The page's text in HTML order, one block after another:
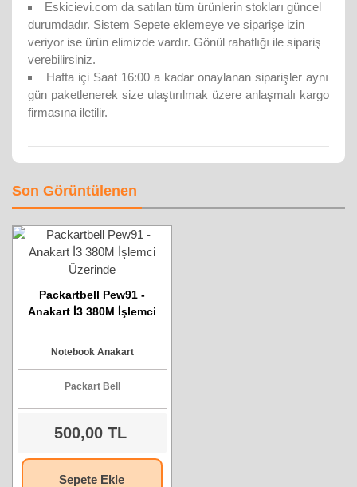
Eskicievi.com da satılan tüm ürünlerin stokları güncel
durumdadır. Sistem Sepete eklemeye ve siparişe izin
veriyor ise ürün elimizde vardır. Gönül rahatlığı ile sipariş
verebilirsiniz.
Hafta içi Saat 16:00 a kadar onaylanan siparişler aynı
gün paketlenerek size ulaştırılmak üzere anlaşmalı kargo
firmasına iletilir.
Son Görüntülenen
Packartbell Pew91 -
Anakart İ3 380M İşlemci
Notebook Anakart
Packart Bell
500,00 TL
Sepete Ekle